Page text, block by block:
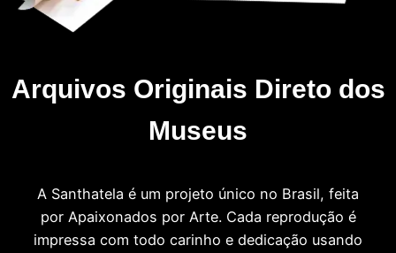
Arquivos Originais Direto dos
Museus
A Santhatela é um projeto único no Brasil, feita
por Apaixonados por Arte. Cada reprodução é
impressa com todo carinho e dedicação usando